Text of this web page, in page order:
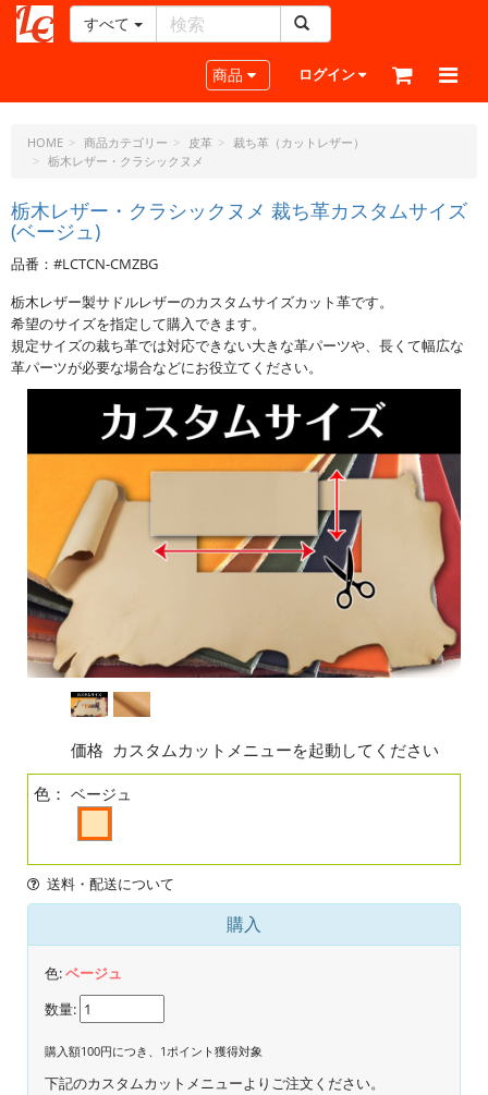
ー
ラ
フ
ド
ッ
ト・
ェ
ー
ピ
ー
すべて
Toggle navigation
商品 ログイン
HOME 商品カテゴリー 皮革
裁ち革（カットレザー）
栃木レザー・クラシックヌメ
栃木レザー・クラシックヌメ 裁ち革カスタムサイズ
(ベージュ)
品番：#LCTCN-CMZBG
栃木レザー製サドルレザーのカスタムサイズカット革です。
希望のサイズを指定して購入できます。
規定サイズの裁ち革では対応できない大きな革パーツや、長くて幅広な
革パーツが必要な場合などにお役立てください。
価格 カスタムカットメニューを起動してください
色： ベージュ
送料・配送について
購入
色:ベージュ
数量:
購入額100円につき、1ポイント獲得対象
下記のカスタムカットメニューよりご注文ください。